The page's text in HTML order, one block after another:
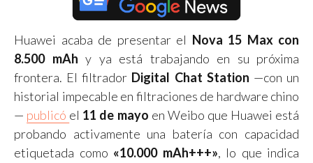
Huawei acaba de presentar el Nova 15 Max con
8.500 mAh y ya está trabajando en su próxima
frontera. El filtrador Digital Chat Station —con un
historial impecable en filtraciones de hardware chino
— publicó el 11 de mayo en Weibo que Huawei está
probando activamente una batería con capacidad
etiquetada como «10.000 mAh+++», lo que indica